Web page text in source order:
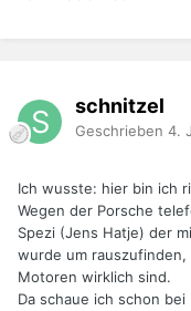
schnitzel
Geschrieben 4.
Ich wusste: hier bin ich
Wegen der Porsche
Spezi (Jens Hatje) der
wurde um
Motoren wirklich sind.
Da schaue ich schon